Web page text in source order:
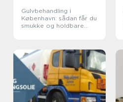
Gulvbehandling i
København: sådan får du
smukke og holdbare